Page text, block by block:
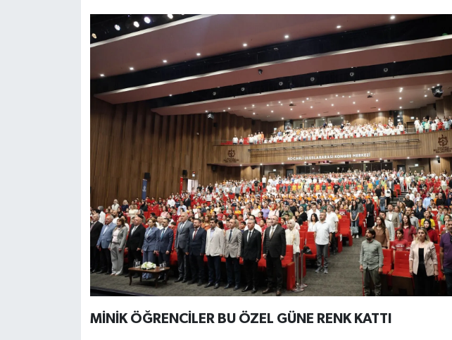
MİNİK ÖĞRENCİLER BU ÖZEL GÜNE RENK KATTI